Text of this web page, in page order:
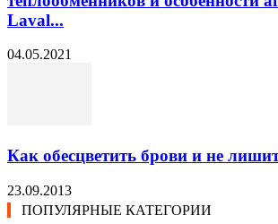
Laval...
04.05.2021
Как обесцветить брови и не
23.09.2013
ПОПУЛЯРНЫЕ КАТЕГОРИИ